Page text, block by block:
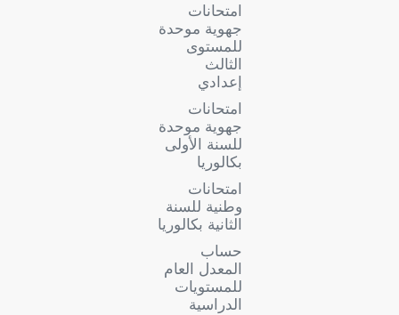
امتحانات
جهوية موحدة
للمستوى
الثالث
إعدادي
امتحانات
جهوية موحدة
للسنة الأولى
بكالوريا
امتحانات
وطنية للسنة
الثانية بكالوريا
حساب
المعدل العام
للمستويات
الدراسية